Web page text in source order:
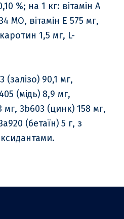
%; на 1 кг: вітамін А
МО, вітамін Е 575 мг,
1,5 мг, L-
(залізо) 90,1 мг,
(мідь) 8,9 мг,
мг, 3b603 (цинк) 158 мг,
(бетаїн) 5 г, з